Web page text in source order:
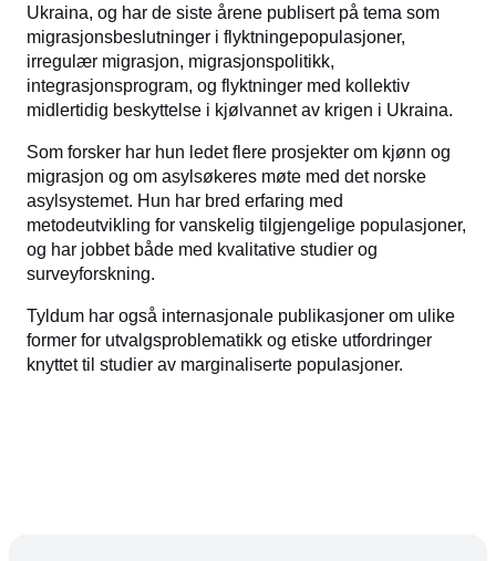
Ukraina, og har de siste årene publisert på tema som
migrasjonsbeslutninger i flyktningepopulasjoner,
irregulær migrasjon, migrasjonspolitikk,
integrasjonsprogram, og flyktninger med kollektiv
midlertidig beskyttelse i kjølvannet av krigen i Ukraina.
Som forsker har hun ledet flere prosjekter om kjønn og
migrasjon og om asylsøkeres møte med det norske
asylsystemet. Hun har bred erfaring med
metodeutvikling for vanskelig tilgjengelige populasjoner,
og har jobbet både med kvalitative studier og
surveyforskning.
Tyldum har også internasjonale publikasjoner om ulike
former for utvalgsproblematikk og etiske utfordringer
knyttet til studier av marginaliserte populasjoner.